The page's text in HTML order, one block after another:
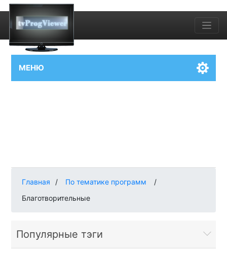
МЕНЮ
Главная / По тематике программ
/
Благотворительные
Популярные тэги